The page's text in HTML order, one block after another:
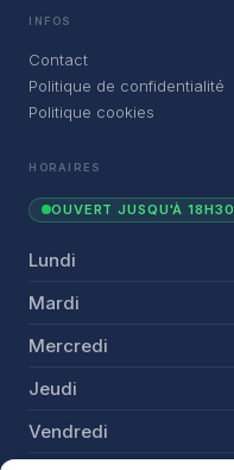
INFOS
Contact
Politique de confidentialité
Politique cookies
HORAIRES
OUVERT JUSQU'À 18H30
Lundi
Mardi
Mercredi
Jeudi
Vendredi